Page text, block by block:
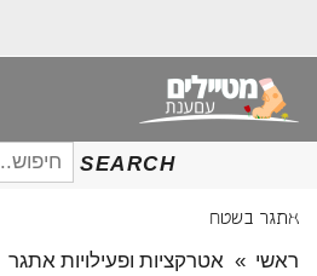
SEARCH
חיפוש
עבור:
אתגר בשטח
ראשי » אטרקציות ופעילויות אתגר